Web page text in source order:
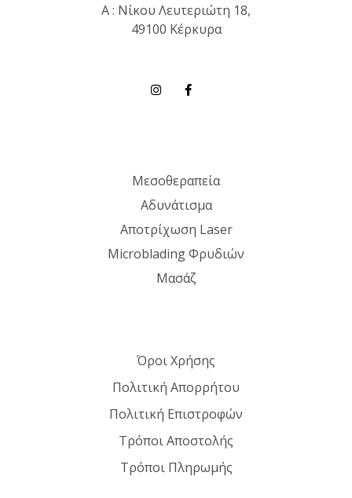
Α : Νίκου Λευτεριώτη 18,
49100 Κέρκυρα
Μεσοθεραπεία
Αδυνάτισμα
Αποτρίχωση Laser
Microblading Φρυδιών
Μασάζ
Όροι Χρήσης
Πολιτική Απορρήτου
Πολιτική Επιστροφών
Τρόποι Αποστολής
Τρόποι Πληρωμής